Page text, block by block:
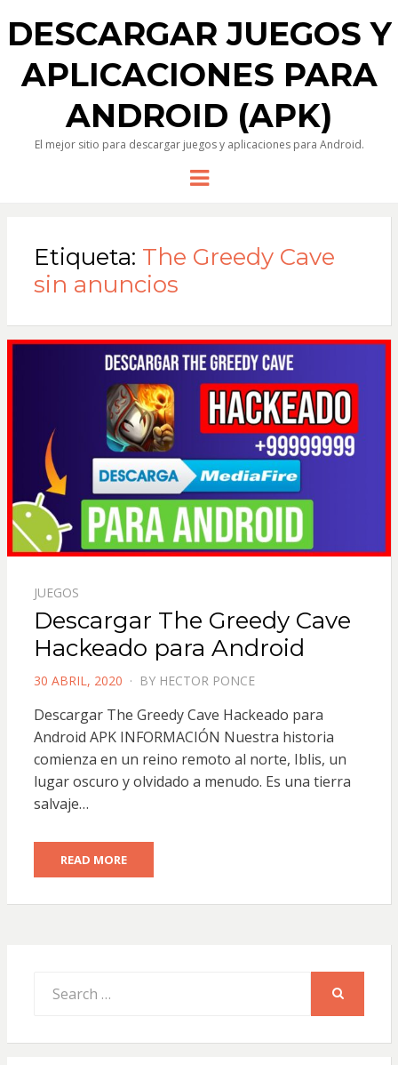
DESCARGAR JUEGOS Y
APLICACIONES PARA
ANDROID (APK)
El mejor sitio para descargar juegos y aplicaciones para Android.
Menu
Etiqueta: The Greedy Cave
sin anuncios
JUEGOS
Descargar The Greedy Cave
Hackeado para Android
POSTED
30 ABRIL, 2020 BY HECTOR PONCE
Descargar The Greedy Cave Hackeado para
Android APK INFORMACIÓN Nuestra historia
comienza en un reino remoto al norte, Iblis, un
lugar oscuro y olvidado a menudo. Es una tierra
salvaje…
READ MORE
for: